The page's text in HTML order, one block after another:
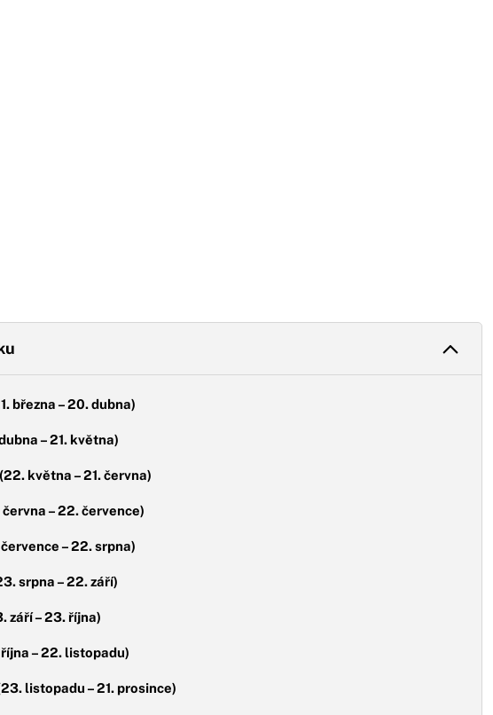
března – 20. dubna)
– 21. května)
května – 21. června)
června – 22. července)
– 22. srpna)
srpna – 22. září)
září – 23. října)
– 22. listopadu)
listopadu – 21. prosince)